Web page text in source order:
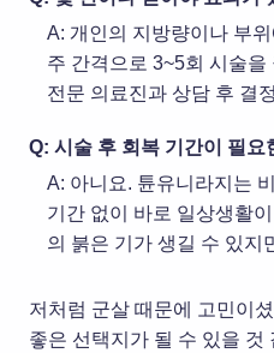
A: 개인의 지방량이나 부
주 간격으로 3~5회 시술
전문 의료진과 상담 후 결
Q: 시술 후 회복 기간이 필요
A: 아니요. 튠유니라지는
기간 없이 바로 일상생활
의 붉은 기가 생길 수 있지
저처럼 군살 때문에 고민이
좋은 선택지가 될 수 있을 것